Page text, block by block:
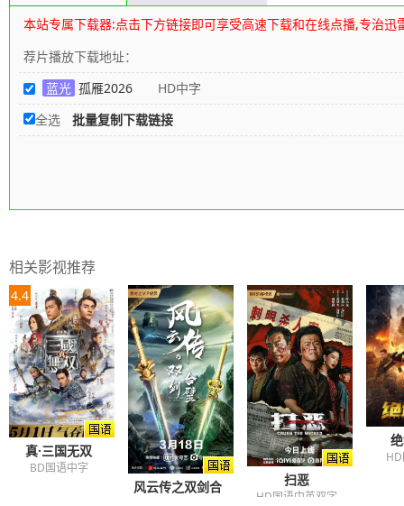
本站专属下载器:点击下方链接即可享受高速下载和在线点播,专治迅
荐片播放下载地址：
蓝光 孤雁2026 HD中字
全选
批量复制下载链接
相关影视推荐
4.4
真·三国无双
BD国语中字
风云传之双剑合
扫恶
HD国语中英双字